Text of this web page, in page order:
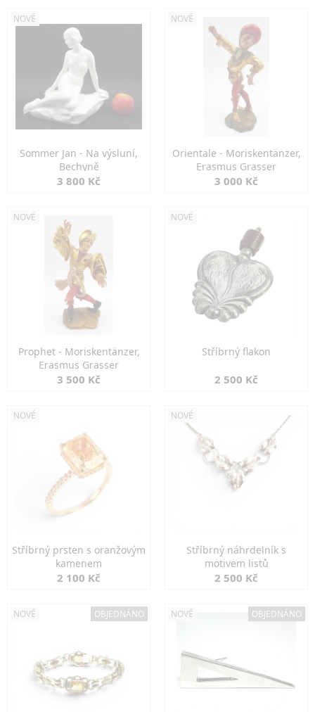
NOVÉ
Sommer Jan - Na výsluní,
Bechyně
3 800 Kč
NOVÉ
Orientale - Moriskentänzer,
Erasmus Grasser
3 000 Kč
NOVÉ
Prophet - Moriskentänzer,
Erasmus Grasser
3 500 Kč
NOVÉ
Stříbrný flakon
2 500 Kč
NOVÉ
Stříbrný prsten s oranžovým
kamenem
2 100 Kč
NOVÉ
Stříbrný náhrdelník s
motivem listů
2 500 Kč
NOVÉ OBJEDNÁNO NOVÉ OBJEDNÁNO